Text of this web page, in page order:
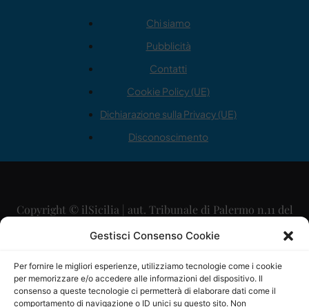
Gestisci Consenso Cookie
Per fornire le migliori esperienze, utilizziamo tecnologie come i cookie
per memorizzare e/o accedere alle informazioni del dispositivo. Il
consenso a queste tecnologie ci permetterà di elaborare dati come il
comportamento di navigazione o ID unici su questo sito. Non
Chi siamo
Pubblicità
Contatti
Cookie Policy (UE)
Dichiarazione sulla Privacy (UE)
Disconoscimento
Copyright © ilSicilia | aut. Tribunale di Palermo n.11 del
29/09/2015
Direttore Editoriale: Maurizio Scaglione